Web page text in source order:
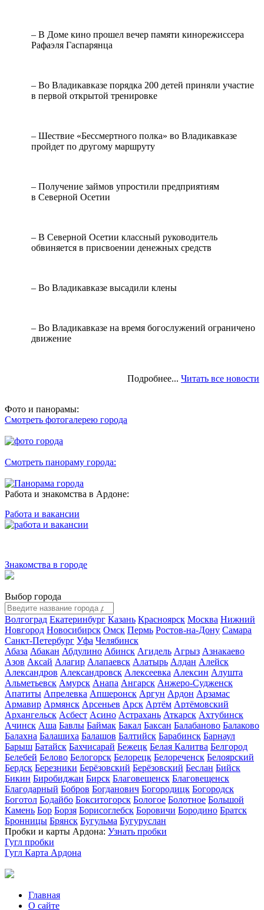
– В Доме кино прошел вечер памяти кинорежиссера
Рафаэля Гаспарянца
– Во Владикавказе порядка 200 детей приняли участие
в первой открытой тренировке
– Шествие «Бессмертного полка» во Владикавказе
пройдет по другому маршруту
– Получение займов упростили предприятиям
в Северной Осетии
– В Северной Осетии классный руководитель
обвиняется в присвоении денежных средств
– Во Владикавказе высадили клены
– Во Владикавказе на время богослужений ограничено
движение
Подробнее... Читать все новости
Фото и панорамы:
Смотреть фотогалерею города
Смотреть панораму города:
Работа и знакомства в Ардоне:
Работа и вакансии
Знакомства в городе
Выбор города
Волгоград Екатеринбург Казань Красноярск Москва Нижний
Новгород Новосибирск Омск Пермь Ростов-на-Дону Самара
Санкт-Петербург Уфа Челябинск
Абаза Абакан Абдулино Абинск Агидель Агрыз Азнакаево
Азов Аксай Алагир Алапаевск Алатырь Алдан Алейск
Александров Александровск Алексеевка Алексин Алушта
Альметьевск Амурск Анапа Ангарск Анжеро-Судженск
Апатиты Апрелевка Апшеронск Аргун Ардон Арзамас
Армавир Армянск Арсеньев Арск Артём Артёмовский
Архангельск Асбест Асино Астрахань Аткарск Ахтубинск
Ачинск Аша Бавлы Баймак Бакал Баксан Балабаново Балаково
Балахна Балашиха Балашов Балтийск Барабинск Барнаул
Барыш Батайск Бахчисарай Бежецк Белая Калитва Белгород
Белебей Белово Белогорск Белорецк Белореченск Белоярский
Бердск Березники Берёзовский Берёзовский Беслан Бийск
Бикин Биробиджан Бирск Благовещенск Благовещенск
Благодарный Бобров Богданович Богородицк Богородск
Боготол Бодайбо Бокситогорск Бологое Болотное Большой
Камень Бор Борзя Борисоглебск Боровичи Бородино Братск
Бронницы Брянск Бугульма Бугуруслан
Пробки и карты Ардона: Узнать пробки
Гугл пробки
Гугл Карта Ардона
Главная
О сайте